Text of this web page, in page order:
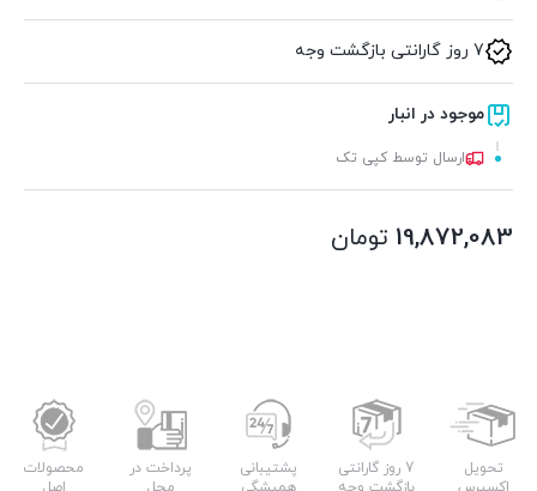
7 روز گارانتی بازگشت وجه
موجود در انبار
ارسال توسط کپی تک
19,872,083 تومان
تحویل
7 روز گارانتی
پشتیبانی
پرداخت در
محصولات